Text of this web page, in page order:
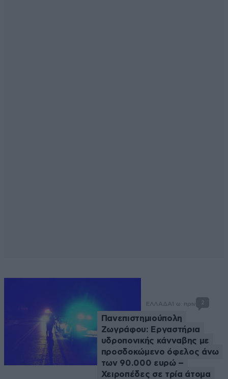
ΕΛΛΑΔΑ 1 ω. πριν 2
Πανεπιστημιούπολη
Ζωγράφου: Εργαστήρια
υδροπονικής κάνναβης με
προσδοκώμενο όφελος άνω
των 90.000 ευρώ –
Χειροπέδες σε τρία άτομα